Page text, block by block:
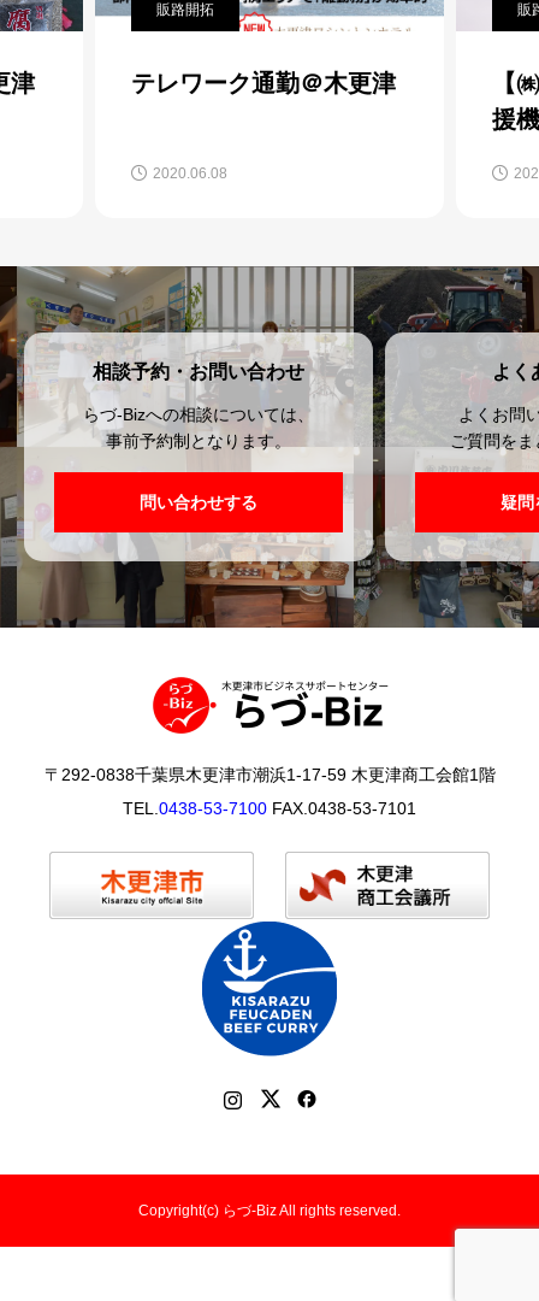
津
販路開拓
テレワーク通勤＠木更津
2020.06.08
販
【
援
相談予約・お問い合わせ
らづ-Bizへの相談については、
事前予約制となります。
問い合わせする
よく
よくお問
ご質問を
疑問
〒292-0838千葉県木更津市潮浜1-17-59 木更津商工会館1階
TEL. 0438-53-7100 FAX.0438-53-7101
Copyright(c) らづ-Biz All rights reserved.